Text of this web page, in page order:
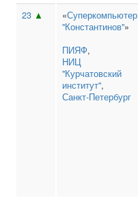
23 ▲ «Суперкомпьютер
"Константинов"»
ПИЯФ,
НИЦ
"Курчатовский
институт",
Санкт-Петербург